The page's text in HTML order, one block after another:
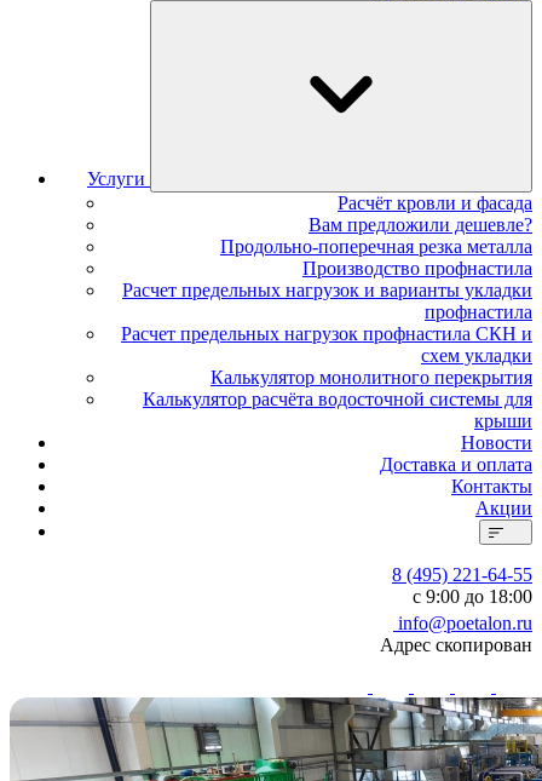
Услуги
Расчёт кровли и фасада
Вам предложили дешевле?
Продольно-поперечная резка металла
Производство профнастила
Расчет предельных нагрузок и варианты укладки
профнастила
Расчет предельных нагрузок профнастила СКН и
схем укладки
Калькулятор монолитного перекрытия
Калькулятор расчёта водосточной системы для
крыши
Новости
Доставка и оплата
Контакты
Акции
8 (495) 221-64-55
с 9:00 до 18:00
info@poetalon.ru
Адрес скопирован